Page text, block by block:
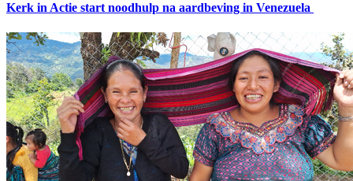
Kerk in Actie start noodhulp na aardbeving in Venezuela